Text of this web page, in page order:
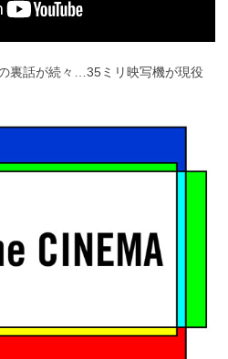
裏話が続々…35ミリ映写機が現役